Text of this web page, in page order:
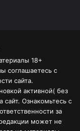
18+
соглашаетесь с
сайта.
активной( без
Ознакомьтесь с
за
может не